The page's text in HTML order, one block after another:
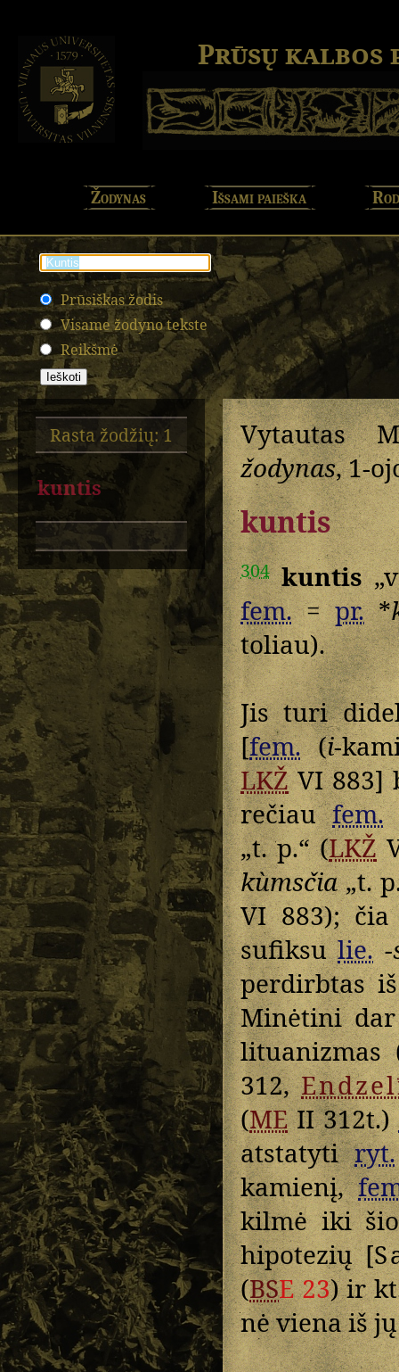
Prūsų kalbos
Žodynas Išsami paieška
Prūsiškas žodis
Visame žodyno tekste
Reikšmė
Rasta žodžių: 1
kuntis
Vytautas
žodynas, 1-
kuntis
304 kuntis
fem.=pr.*
toliau).
Jis turi
[fem.(i-
LKŽVI 883]
rečiaufem.
„t. p.“ (LKŽ
kùmsčia„t.
VI 883);
sufiksulie.
perdirbtas
Minėtini
312,
(MEII 312t.)
atstatytiryt.
kamienį,
kilmė iki
hipotezių [
(BSE 23) ir
nė viena iš